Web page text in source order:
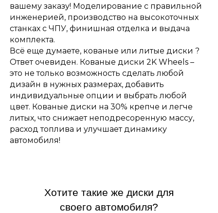
вашему заказу! Моделирование с правильной
инженерией, производство на высокоточных
станках с ЧПУ, финишная отделка и выдача
комплекта.
Всё еще думаете, кованые или литые диски ?
Ответ очевиден. Кованые диски 2K Wheels –
это не только возможность сделать любой
дизайн в нужных размерах, добавить
индивидуальные опции и выбрать любой
цвет. Кованые диски на 30% крепче и легче
литых, что снижает неподресоренную массу,
расход топлива и улучшает динамику
автомобиля!
Хотите такие же диски для
своего автомобиля?